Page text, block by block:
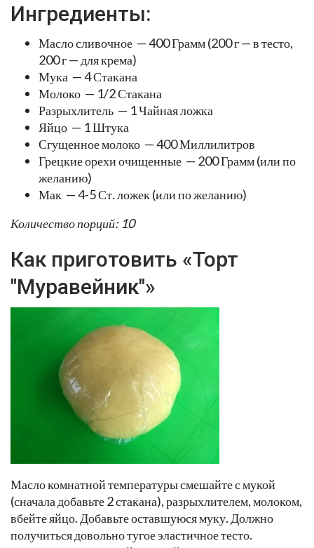
Ингредиенты:
Масло сливочное — 400 Грамм (200 г — в тесто,
200 г — для крема)
Мука — 4 Стакана
Молоко — 1/2 Стакана
Разрыхлитель — 1 Чайная ложка
Яйцо — 1 Штука
Сгущенное молоко — 400 Миллилитров
Грецкие орехи очищенные — 200 Грамм (или по
желанию)
Мак — 4-5 Ст. ложек (или по желанию)
Количество порций: 10
Как приготовить «Торт
"Муравейник"»
Масло комнатной температуры смешайте с мукой
(сначала добавьте 2 стакана), разрыхлителем, молоком,
вбейте яйцо. Добавьте оставшуюся муку. Должно
получиться довольно тугое эластичное тесто.